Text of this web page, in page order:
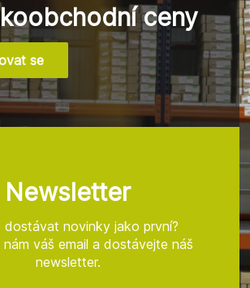
ceny
se
Newsletter
dostávat novinky jako první?
váš email a dostávejte náš
newsletter.